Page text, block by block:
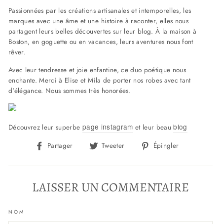
Passionnées par les créations artisanales et intemporelles, les
marques avec une âme et une histoire à raconter, elles nous
partagent leurs belles découvertes sur leur blog. À la maison à
Boston, en goguette ou en vacances, leurs aventures nous font
rêver.
Avec leur tendresse et joie enfantine, ce duo poétique nous
enchante. Merci à Elise et Mila de porter nos robes avec tant
d'élégance. Nous sommes très honorées.
Découvrez leur superbe page instagram et leur beaublog
Partager
Partager
Facebook
Tweeter
Tweeter
Twitter
Épingler
Pinterest
LAISSER UN COMMENTAIRE
NOM